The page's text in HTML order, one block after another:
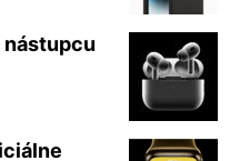
nástupcu